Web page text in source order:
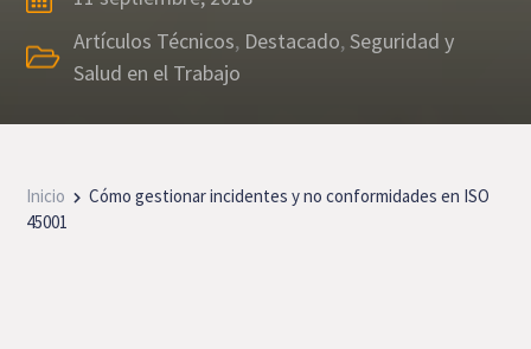
Artículos Técnicos, Destacado,Seguridad y
Salud en el Trabajo
Inicio
Cómo gestionar incidentes y no conformidades en ISO
45001